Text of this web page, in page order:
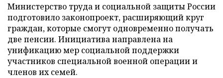
Министерство труда и социальной защиты России
подготовило законопроект, расширяющий круг
граждан, которые смогут одновременно получать
две пенсии. Инициатива направлена на
унификацию мер социальной поддержки
участников специальной военной операции и
членов их семей.